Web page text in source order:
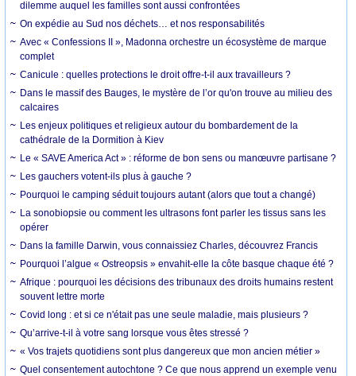
dilemme auquel les familles sont aussi confrontées
On expédie au Sud nos déchets… et nos responsabilités
Avec « Confessions II », Madonna orchestre un écosystème de marque
complet
Canicule : quelles protections le droit offre-t-il aux travailleurs ?
Dans le massif des Bauges, le mystère de l’or qu'on trouve au milieu des
calcaires
Les enjeux politiques et religieux autour du bombardement de la
cathédrale de la Dormition à Kiev
Le « SAVE America Act » : réforme de bon sens ou manœuvre partisane ?
Les gauchers votent-ils plus à gauche ?
Pourquoi le camping séduit toujours autant (alors que tout a changé)
La sonobiopsie ou comment les ultrasons font parler les tissus sans les
opérer
Dans la famille Darwin, vous connaissiez Charles, découvrez Francis
Pourquoi l’algue « Ostreopsis » envahit-elle la côte basque chaque été ?
Afrique : pourquoi les décisions des tribunaux des droits humains restent
souvent lettre morte
Covid long : et si ce n'était pas une seule maladie, mais plusieurs ?
Qu’arrive-t-il à votre sang lorsque vous êtes stressé ?
« Vos trajets quotidiens sont plus dangereux que mon ancien métier »
Quel consentement autochtone ? Ce que nous apprend un exemple venu